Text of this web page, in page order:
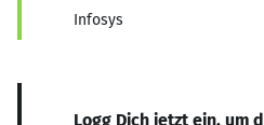
Infosys
Logg Dich jetzt ein, um